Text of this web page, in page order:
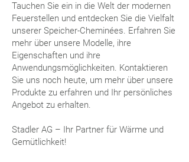
Tauchen Sie ein in die Welt der modernen
Feuerstellen und entdecken Sie die Vielfalt
unserer Speicher-Cheminées. Erfahren Sie
mehr über unsere Modelle, ihre
Eigenschaften und ihre
Anwendungsmöglichkeiten. Kontaktieren
Sie uns noch heute, um mehr über unsere
Produkte zu erfahren und Ihr persönliches
Angebot zu erhalten.
Stadler AG – Ihr Partner für Wärme und
Gemütlichkeit!